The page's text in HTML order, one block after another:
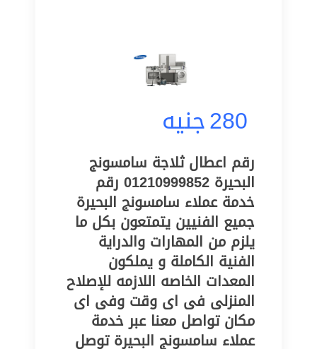
280جنيه
رقم اعطال ثلاجة سامسونج
البحيرة 01210999852 رقم
خدمة عملاء سامسونج البحيرة
جميع الفنيين يتمتعون بكل ما
يلزم من المهارات والدراية
الفنية الكاملة و يملكون
المعدات الخاصه اللازمه للإصلاح
المنزلى فى اى وقت وفى اى
مكان تواصل معنا عبر خدمة
عملاء سامسونج البحيرة توصل